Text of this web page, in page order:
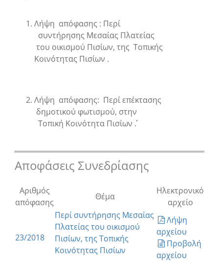
Λήψη απόφασης : Περί
συντήρησης Μεσαίας Πλατείας
του οικισμού Πισίων, της Τοπικής
Κοινότητας Πισίων .
Λήψη απόφασης: Περί επέκτασης
δημοτικού φωτισμού, στην
Τοπική Κοινότητα Πισίων ΄΄.
Αποφάσεις Συνεδρίασης
Αριθμός
απόφασης
Θέμα
Ηλεκτρονικό
αρχείο
23/2018
Περί συντήρησης Μεσαίας
Πλατείας του οικισμού
Πισίων, της Τοπικής
Κοινότητας Πισίων
Λήψη
αρχείου
Προβολή
αρχείου